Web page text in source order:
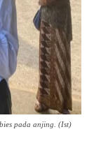
pada anjing. (Ist)